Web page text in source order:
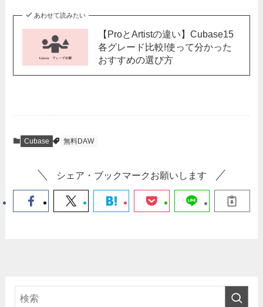
あわせて読みたい
【ProとArtistの違い】Cubase15
各グレード比較!使って分かった
おすすめの選び方
Cubase 無料DAW
シェア・ブックマークお願いします